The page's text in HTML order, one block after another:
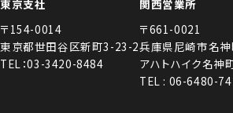
東京支社
〒154-0014
東京都世田谷区新町3-23-2
TEL：03-3420-8484
関西営業所
〒661-0021
兵庫県尼崎市名
アハトハイク名神
TEL : 06-6480-